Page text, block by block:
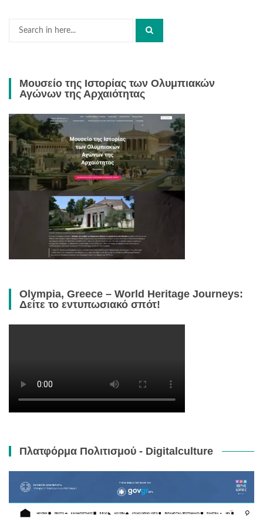
Search
Μουσείο της Ιστορίας των Ολυμπιακών
Αγώνων της Αρχαιότητας
Olympia, Greece – World Heritage Journeys:
Δείτε το εντυπωσιακό σπότ!
Πλατφόρμα Πολιτισμού - Digitalculture